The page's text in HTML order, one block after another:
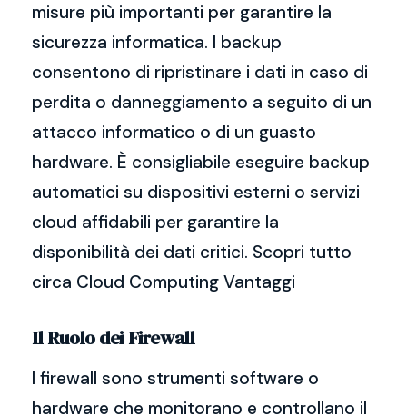
misure più importanti per garantire la
sicurezza informatica. I backup
consentono di ripristinare i dati in caso di
perdita o danneggiamento a seguito di un
attacco informatico o di un guasto
hardware. È consigliabile eseguire backup
automatici su dispositivi esterni o servizi
cloud affidabili per garantire la
disponibilità dei dati critici. Scopri tutto
circa Cloud Computing Vantaggi
Il Ruolo dei Firewall
I firewall sono strumenti software o
hardware che monitorano e controllano il